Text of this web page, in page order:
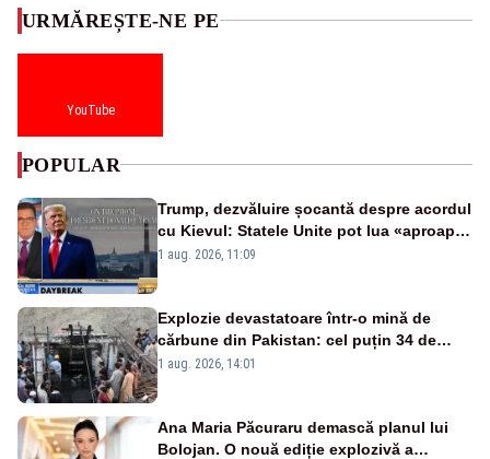
URMĂREȘTE-NE PE
YouTube
POPULAR
Trump, dezvăluire șocantă despre acordul
cu Kievul: Statele Unite pot lua «aproape
tot ce vor» din minele Ucrainei”
1 aug. 2026, 11:09
Explozie devastatoare într-o mină de
cărbune din Pakistan: cel puțin 34 de
morți - VIDEO
1 aug. 2026, 14:01
Ana Maria Păcuraru demască planul lui
Bolojan. O nouă ediție explozivă a